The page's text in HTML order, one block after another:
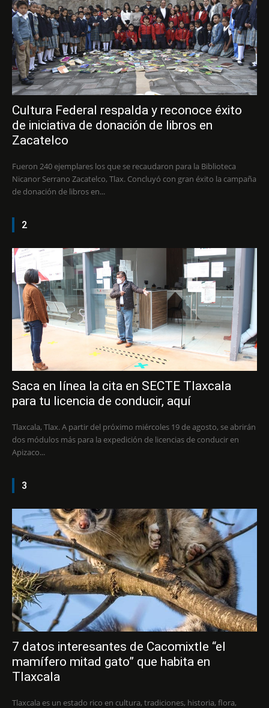
Cultura Federal respalda y reconoce éxito
de iniciativa de donación de libros en
Zacatelco
Fueron 240 ejemplares los que se recaudaron para la Biblioteca
Nicanor Serrano Zacatelco, Tlax. Concluyó con gran éxito la campaña
de donación de libros en...
2
Saca en línea la cita en SECTE Tlaxcala
para tu licencia de conducir, aquí
Tlaxcala, Tlax. A partir del próximo miércoles 19 de agosto, se abrirán
dos módulos más para la expedición de licencias de conducir en
Apizaco...
3
7 datos interesantes de Cacomixtle “el
mamífero mitad gato” que habita en
Tlaxcala
Tlaxcala es un estado rico en cultura, tradiciones, historia, flora,